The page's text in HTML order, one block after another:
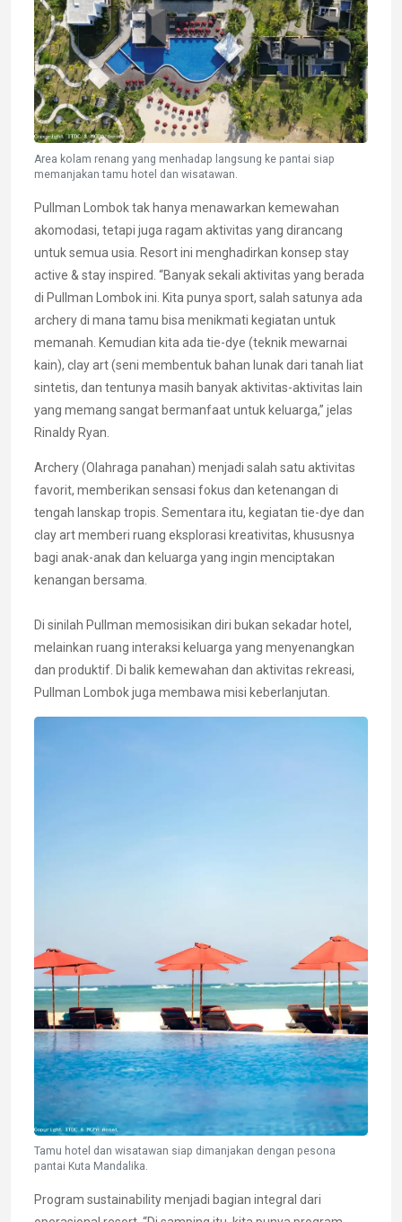
Area kolam renang yang menhadap langsung ke pantai siap
memanjakan tamu hotel dan wisatawan.
Pullman Lombok tak hanya menawarkan kemewahan
akomodasi, tetapi juga ragam aktivitas yang dirancang
untuk semua usia. Resort ini menghadirkan konsep stay
active & stay inspired. “Banyak sekali aktivitas yang berada
di Pullman Lombok ini. Kita punya sport, salah satunya ada
archery di mana tamu bisa menikmati kegiatan untuk
memanah. Kemudian kita ada tie-dye (teknik mewarnai
kain), clay art (seni membentuk bahan lunak dari tanah liat
sintetis, dan tentunya masih banyak aktivitas-aktivitas lain
yang memang sangat bermanfaat untuk keluarga,” jelas
Rinaldy Ryan.
Archery (Olahraga panahan) menjadi salah satu aktivitas
favorit, memberikan sensasi fokus dan ketenangan di
tengah lanskap tropis. Sementara itu, kegiatan tie-dye dan
clay art memberi ruang eksplorasi kreativitas, khususnya
bagi anak-anak dan keluarga yang ingin menciptakan
kenangan bersama.
Di sinilah Pullman memosisikan diri bukan sekadar hotel,
melainkan ruang interaksi keluarga yang menyenangkan
dan produktif. Di balik kemewahan dan aktivitas rekreasi,
Pullman Lombok juga membawa misi keberlanjutan.
Tamu hotel dan wisatawan siap dimanjakan dengan pesona
pantai Kuta Mandalika.
Program sustainability menjadi bagian integral dari